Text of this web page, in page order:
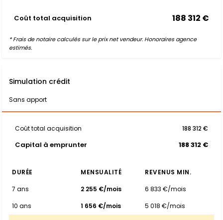
Coût total acquisition 188 312 €
* Frais de notaire calculés sur le prix net vendeur. Honoraires agence
estimés.
Simulation crédit
Sans apport
Coût total acquisition 188 312 €
Capital à emprunter 188 312 €
DURÉE MENSUALITÉ
REVENUS MIN.
7 ans
2 255 €/mois
6 833 €/mois
10 ans
1 656 €/mois
5 018 €/mois